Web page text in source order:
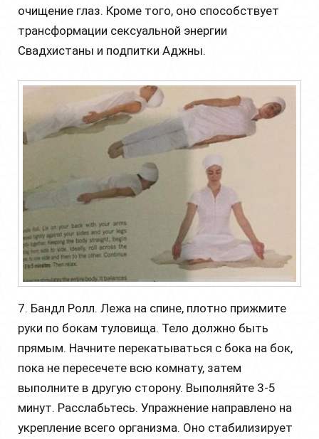
очищение глаз. Кроме того, оно способствует
трансформации сексуальной энергии
Свадхистаны и подпитки Аджны.
7. Бандл Ролл. Лежа на спине, плотно прижмите
руки по бокам туловища. Тело должно быть
прямым. Начните перекатываться с бока на бок,
пока не пересечете всю комнату, затем
выполните в другую сторону. Выполняйте 3-5
минут. Расслабьтесь. Упражнение направлено на
укрепление всего организма. Оно стабилизирует